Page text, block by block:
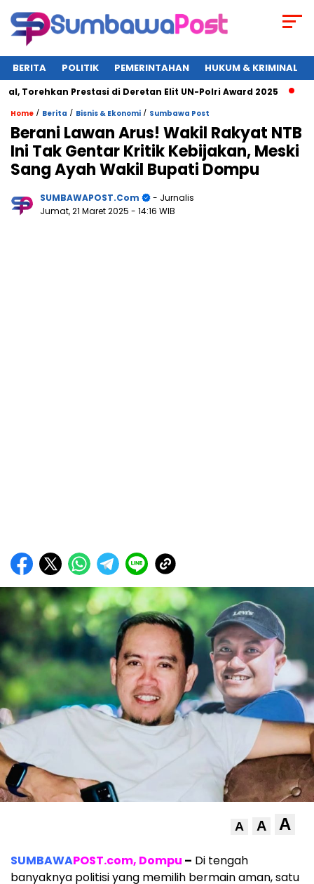
BERITA POLITIK PEMERINTAHAN HUKUM & KRIMINAL
Prestasi di Deretan Elit UN-Polri Award 2025 Wagub
Home / Berita / Bisnis & Ekonomi / Sumbawa Post
Berani Lawan Arus! Wakil Rakyat NTB
Ini Tak Gentar Kritik Kebijakan, Meski
Sang Ayah Wakil Bupati Dompu
SUMBAWAPOST.com
- Jurnalis
Jumat, 21 Maret 2025 - 14:16 WIB
A A A
SUMBAWAPOST.com, Dompu – Di tengah
banyaknya politisi yang memilih bermain aman, satu